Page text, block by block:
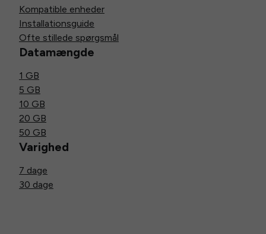
Kompatible enheder
Installationsguide
Ofte stillede spørgsmål
Datamængde
1 GB
5 GB
10 GB
20 GB
50 GB
Varighed
7 dage
30 dage